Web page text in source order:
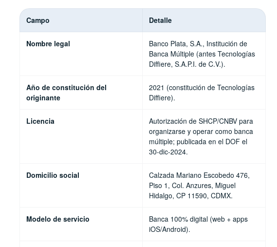
Campo Detalle
Nombre legal
Banco Plata, S.A., Institución de
Banca Múltiple (antes Tecnologías
Diffiere, S.A.P.I. de C.V.).
Año de constitución del
originante
2021 (constitución de Tecnologías
Diffiere).
Licencia
Autorización de SHCP/CNBV para
organizarse y operar como banca
múltiple; publicada en el DOF el
30-dic-2024.
Domicilio social
Calzada Mariano Escobedo 476,
Piso 1, Col. Anzures, Miguel
Hidalgo, CP 11590, CDMX.
Modelo de servicio
Banca 100% digital (web + apps
iOS/Android).